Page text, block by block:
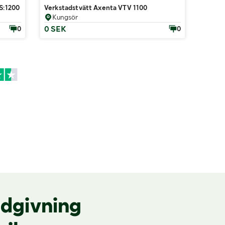
40kg säckar 60säckar
0
Verkstadstvätt Axenta VTV 1100
Kungsör
0 SEK 0